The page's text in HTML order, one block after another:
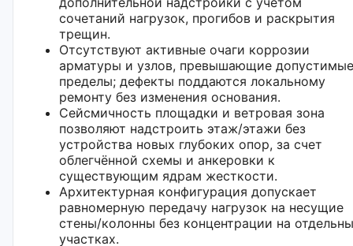
сочетаний нагрузок, прогибов и раскрытия
трещин.
Отсутствуют активные очаги коррозии
арматуры и узлов, превышающие допустимые
пределы; дефекты поддаются локальному
ремонту без изменения основания.
Сейсмичность площадки и ветровая зона
позволяют надстроить этаж/этажи без
устройства новых глубоких опор, за счет
облегчённой схемы и анкеровки к
существующим ядрам жесткости.
Архитектурная конфигурация допускает
равномерную передачу нагрузок на несущие
стены/колонны без концентрации на
участках.